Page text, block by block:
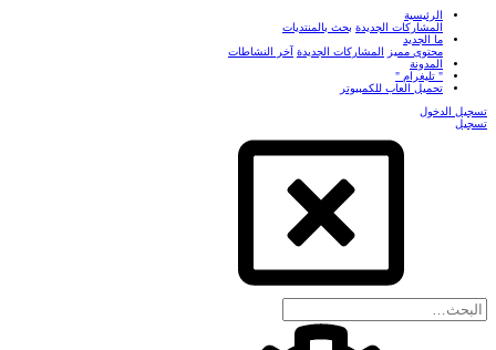
الرئيسية
المشاركات الجديدة بحث بالمنتديات
ما الجديد
محتوى مميز
المشاركات الجديدة آخر النشاطات
المدونة
" تليغرام "
تحميل العاب للكمبيوتر
تسجيل الدخول
تسجيل